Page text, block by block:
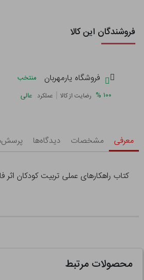
فروشندگان این کالا
فروشگاه یارمهربان
منتخب
۱۰۰ % رضایت از کالا | عملکرد عالی
معرفی مشخصات دیدگاه‌ها
کتاب راهکارهای عملی تربیت کودکان
محصولات مرتبط